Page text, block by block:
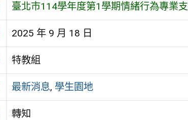
臺北市114學年度第1學期情緒行為專業
2025 年 9 月 18 日
特教組
最新消息, 學生園地
轉知